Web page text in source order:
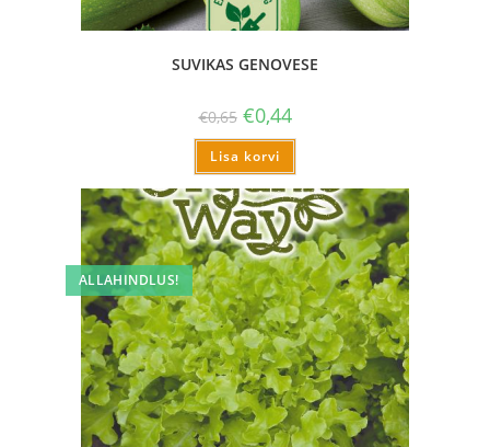
SUVIKAS GENOVESE
€0,65 €0,44
Lisa korvi
ALLAHINDLUS!